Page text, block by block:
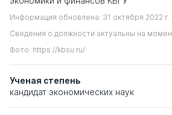
Информация обновлена: 31 октября 2022 г.
Сведения о должности актуальны на
Фото: https://kbsu.ru/
Ученая степень
кандидат экономических наук